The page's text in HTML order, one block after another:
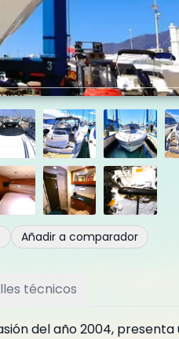
Añadir a comparador
técnicos
del año 2004,